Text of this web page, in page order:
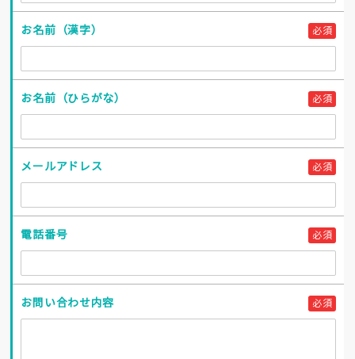
お名前（漢字） 必須
お名前（ひらがな） 必須
メールアドレス 必須
電話番号 必須
お問い合わせ内容 必須